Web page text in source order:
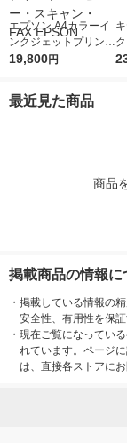
エプソン A4カラーイ
ンクジェットプリンタ
ーFAX複合機 PX-M73
PSON
19,800円
最近見た商品
商品
掲載商品の情報に
・ 掲載している情報の
安全性、有用性を保
・ 現在ご覧になってい
れています。ページ
は、直接各ストアに